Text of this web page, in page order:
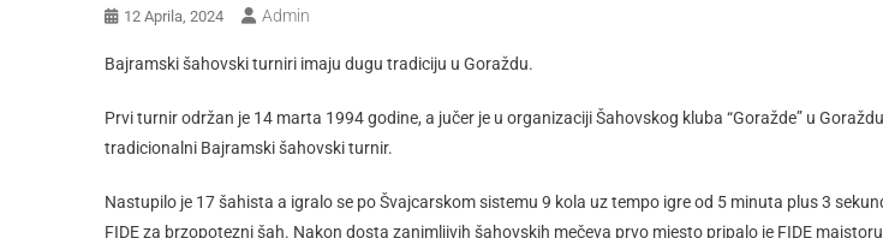
12 Aprila, 2024 Admin
Bajramski šahovski turniri imaju dugu tradiciju u Goraždu.
Prvi turnir održan je 14 marta 1994 godine, a jučer je u organizaciji Šahovskog kluba “Goražde” u
tradicionalni Bajramski šahovski turnir.
Nastupilo je 17 šahista a igralo se po Švajcarskom sistemu 9 kola uz tempo igre od 5 minuta plus 3
FIDE za brzopotezni šah. Nakon dosta zanimljivih šahovskih mečeva prvo mjesto pripalo je FIDE